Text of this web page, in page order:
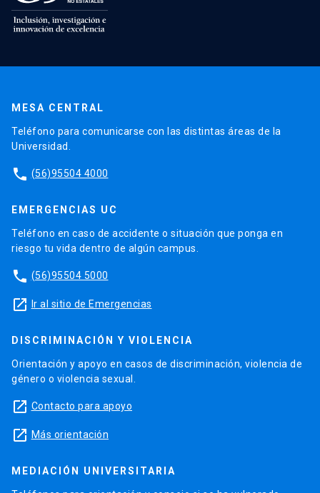
MESA CENTRAL
Teléfono para comunicarse con las distintas áreas de la
Universidad.
phone (56)95504 4000
EMERGENCIAS UC
Teléfono en caso de accidente o situación que ponga en
riesgo tu vida dentro de algún campus.
phone (56)95504 5000
launch Ir al sitio de Emergencias
DISCRIMINACIÓN Y VIOLENCIA
Orientación y apoyo en casos de discriminación, violencia de
género o violencia sexual.
launch Contacto para apoyo
launch Más orientación
MEDIACIÓN UNIVERSITARIA